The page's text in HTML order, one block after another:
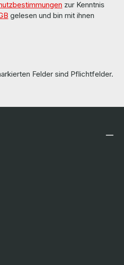
zur Kenntnis
gelesen und bin mit ihnen
Felder sind Pflichtfelder.